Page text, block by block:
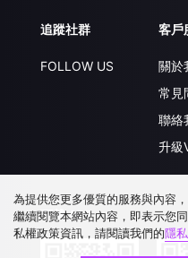
追蹤社群
FOLLOW US
客戶
關於
常見
聯絡
升級
下載 APP
為提供您更多優質的服務與內容
繼續閱覽本網站內容，即表示您
私權政策資訊，請閱讀我們的隱